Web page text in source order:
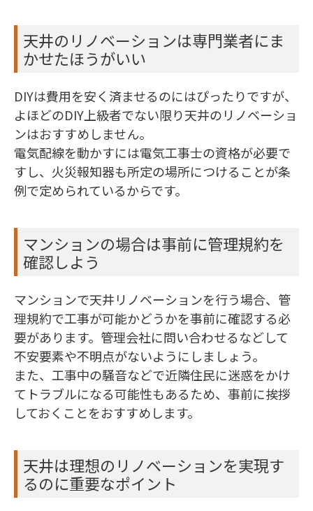
天井のリノベーションは専門業者にま
かせたほうがいい
DIYは費用を安く済ませるのにはぴったりですが、
よほどのDIY上級者でない限り天井のリノベーショ
ンはおすすめしません。
電気配線を動かすには電気工事士の資格が必要で
すし、火災報知器も所定の場所につけることが条
例で定められているからです。
マンションの場合は事前に管理規約を
確認しよう
マンションで天井リノベーションを行う場合、管
理規約で工事が可能かどうかを事前に確認する必
要があります。管理会社に問い合わせるなどして
不安要素や不明点がないようにしましょう。
また、工事中の騒音などで近隣住民に迷惑をかけ
てトラブルになる可能性もあるため、事前に挨拶
しておくことをおすすめします。
天井は理想のリノベーションを実現す
るのに重要なポイント